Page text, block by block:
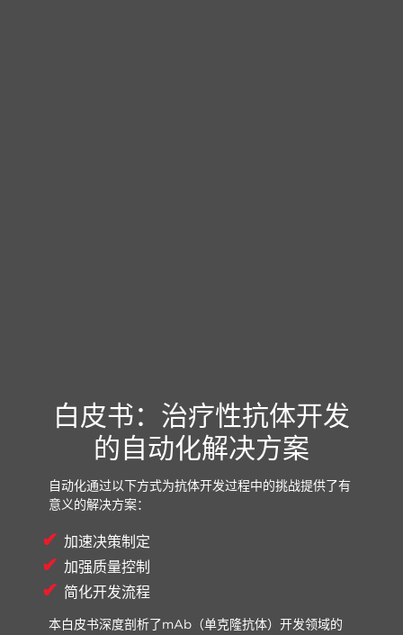
白皮书：治疗性抗体开发
的自动化解决方案
自动化通过以下方式为抗体开发过程中的挑战提供了有
意义的解决方案：
加速决策制定
加强质量控制
简化开发流程
本白皮书深度剖析了mAb（单克隆抗体）开发领域的